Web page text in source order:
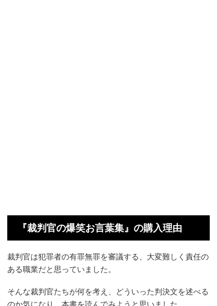
『裁判官の爆笑お言葉集』の購入理由
裁判官は犯罪者の有罪無罪を審議する、大変難しく責任の
ある職業だと思っていました。
そんな裁判官たちが何を考え、どういった判決文を述べる